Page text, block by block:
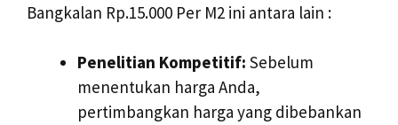
Bangkalan Rp.15.000 Per M2 ini antara lain :
Penelitian Kompetitif: Sebelum
menentukan harga Anda,
pertimbangkan harga yang dibebankan